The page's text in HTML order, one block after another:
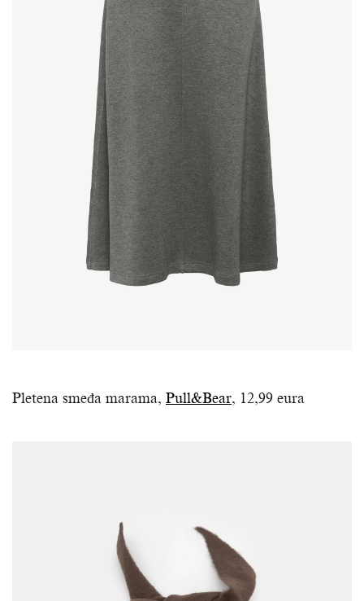
Pletena smeđa marama, Pull&Bear, 12,99 eura